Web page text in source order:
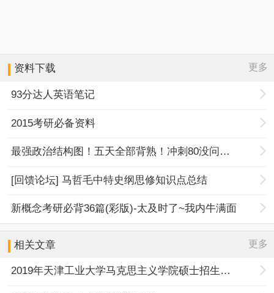
资料下载 更多
93分达人英语笔记
2015考研必备资料
最强政治结构图！五天全部背熟！冲刺80没问题！
[回馈论坛] 马哲毛中特史纲思修知识点总结
新概念考研必背36篇(彩版)-太及时了~我内牛满面
相关文章 更多
2019年天津工业大学马克思主义学院硕士招生计划